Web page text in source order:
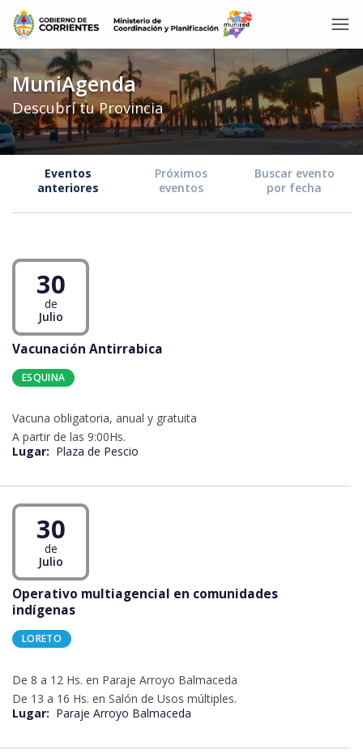
MuniAgenda
Descubrí tu Provincia
Eventos
anteriores
Próximos
eventos
Buscar evento
por fecha
30
de
Julio
Vacunación Antirrabica
ESQUINA
Vacuna obligatoria, anual y gratuita
A partir de las 9:00Hs.
Lugar: Plaza de Pescio
30
de
Julio
Operativo multiagencial en comunidades
indígenas
LORETO
De 8 a 12 Hs. en Paraje Arroyo Balmaceda
De 13 a 16 Hs. en Salón de Usos múltiples.
Lugar: Paraje Arroyo Balmaceda